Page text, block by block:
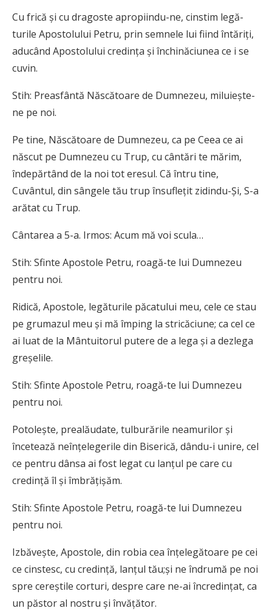
Cu frică şi cu dragoste apropiindu-ne, cinstim legă­
turile Apostolului Petru, prin semnele lui fiind întăriţi,
aducând Aposto­lului credinţa şi închinăciunea ce i se
cuvin.
Stih: Preasfântă Născătoare de Dumnezeu, miluieşte-
ne pe noi.
Pe tine, Născătoare de Dumnezeu, ca pe Ceea ce ai
născut pe Dumnezeu cu Trup, cu cântări te mărim,
îndepărtând de la noi tot eresul. Că întru tine,
Cuvântul, din sângele tău trup însufleţit zidindu-Şi, S-a
arătat cu Trup.
Cântarea a 5-a. Irmos: Acum mă voi scula…
Stih: Sfinte Apostole Petru, roagă-te lui Dumnezeu
pentru noi.
Ridică, Apostole, legăturile păcatului meu, cele ce stau
pe grumazul meu şi mă împing la stricăciune; ca cel ce
ai luat de la Mântuitorul putere de a lega şi a dezlega
greşelile.
Stih: Sfinte Apostole Petru, roagă-te lui Dumnezeu
pentru noi.
Potoleşte, prealăudate, tulbu­rările neamurilor şi
încetează neînţelegerile din Biserică, dându-i unire, cel
ce pentru dânsa ai fost legat cu lanţul pe care cu
credinţă îl şi îmbrăţişăm.
Stih: Sfinte Apostole Petru, roagă-te lui Dumnezeu
pentru noi.
Izbăveşte, Apostole, din robia cea înţelegătoare pe cei
ce cinstesc, cu credinţă, lanţul tău;şi ne îndrumă pe noi
spre cereştile corturi, despre care ne-ai încredinţat, ca
un păstor al nostru şi învăţător.